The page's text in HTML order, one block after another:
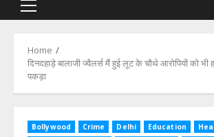
Primary
Home
दिनदहाड़े बालाजी ज्वैलर्स मैं हुई लूट के चौथे आरोपियों को भी
पकड़ा
Bollywood Crime Delhi Education